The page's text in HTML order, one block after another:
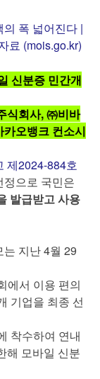
폭 넓어진다 |
료 (mois.go.kr)
신분증 민간개
식회사, ㈜비바
카오뱅크 컨소시
제2024-884호
으로 국민은
발급받고 사용
지난 4월 29
에서 이용 편의
기업을 최종 선
착수하여 연내
해 모바일 신분